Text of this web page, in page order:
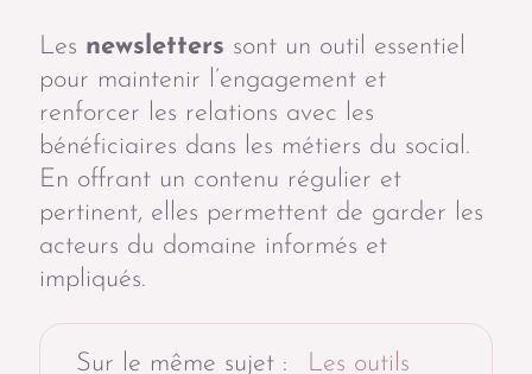
Les newsletters sont un outil essentiel
pour maintenir l’engagement et
renforcer les relations avec les
bénéficiaires dans les métiers du social.
En offrant un contenu régulier et
pertinent, elles permettent de garder les
acteurs du domaine informés et
impliqués.
Sur le même sujet :
Les outils